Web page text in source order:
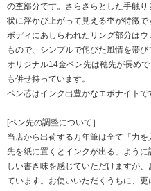
の杢部分です。さらさらとした手触
状に浮かび上がって見える杢が特徴で
ボディにあしらわれたリング部分は
もので、シンプルで侘びた風情を帯び
オリジナル14金ペン先は穂先が長め
も併せ持っています。
ペン芯はインク出豊かなエボナイトで
[ペン先の調整について］
当店から出荷する万年筆は全て「力
先を紙に置くとインクが出る」よう
しい書き味を感じていただけますが
ています。お使いいただくうちに、